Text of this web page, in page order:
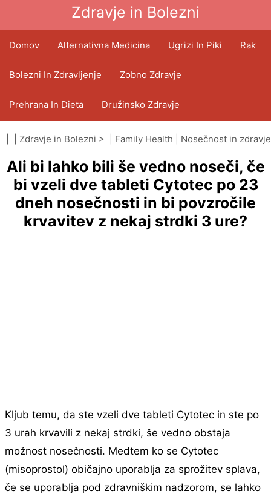
Zdravje in Bolezni
Domov Alternativna Medicina Ugrizi In Piki Rak
Bolezni In Zdravljenje Zobno Zdravje
Prehrana In Dieta Družinsko Zdravje
Zdravstveni Sektor Duševno Zdravje
Javno Zdravje In Varnost Operacije In Posegi
Zdravje in Bolezni > | Family Health Nosečnost in zdravje
Ali bi lahko bili še vedno noseči, če
bi vzeli dve tableti Cytotec po 23
dneh nosečnosti in bi povzročile
krvavitev z nekaj strdki 3 ure?
Kljub temu, da ste vzeli dve tableti Cytotec in ste po
3 urah krvavili z nekaj strdki, še vedno obstaja
možnost nosečnosti. Medtem ko se Cytotec
(misoprostol) običajno uporablja za sprožitev splava,
če se uporablja pod zdravniškim nadzorom, se lahko